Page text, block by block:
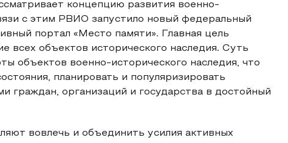
концепцию развития военно-
с этим РВИО запустило новый федеральный
портал «Место памяти». Главная цель
всех объектов исторического наследия. Суть
объектов военно-исторического наследия, что
планировать и популяризировать
граждан, организаций и государства в достойный
вовлечь и объединить усилия активных